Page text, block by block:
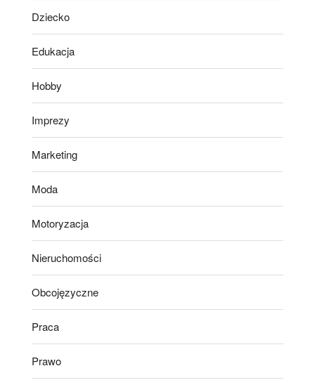
Dziecko
Edukacja
Hobby
Imprezy
Marketing
Moda
Motoryzacja
Nieruchomości
Obcojęzyczne
Praca
Prawo